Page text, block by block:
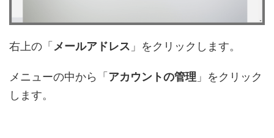
右上の「 メールアドレス 」をクリックします。
メニューの中から「 アカウントの管理 」をクリック
します。